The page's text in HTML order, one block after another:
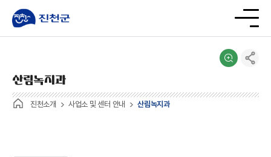
진천소개 사업소 및 센터 안내 산림녹지과
산림녹지과